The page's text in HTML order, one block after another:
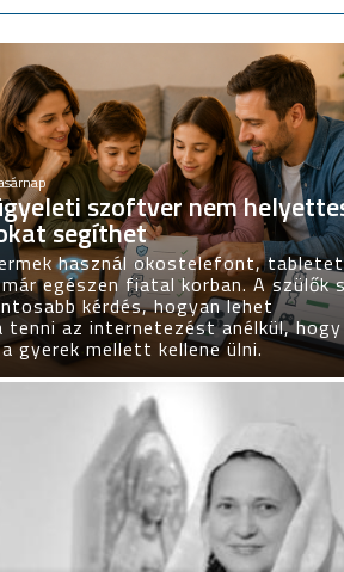
szoftver nem
segíthet
használ okostelefont,
egészen fiatal korban. A szülők
kérdés, hogyan lehet
tenni az internetezést anélkül, hogy
gyerek mellett kellene ülni.